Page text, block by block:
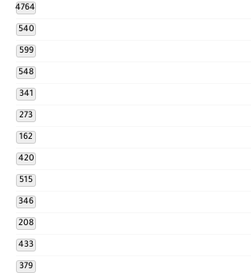
4764
540
599
548
341
273
162
420
515
346
208
433
379